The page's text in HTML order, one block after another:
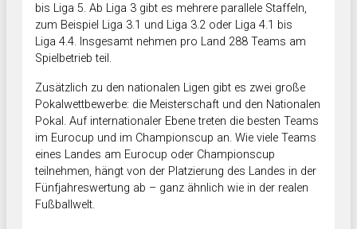
bis Liga 5. Ab Liga 3 gibt es mehrere parallele Staffeln,
zum Beispiel Liga 3.1 und Liga 3.2 oder Liga 4.1 bis
Liga 4.4. Insgesamt nehmen pro Land 288 Teams am
Spielbetrieb teil.
Zusätzlich zu den nationalen Ligen gibt es zwei große
Pokalwettbewerbe: die Meisterschaft und den Nationalen
Pokal. Auf internationaler Ebene treten die besten Teams
im Eurocup und im Championscup an. Wie viele Teams
eines Landes am Eurocup oder Championscup
teilnehmen, hängt von der Platzierung des Landes in der
Fünfjahreswertung ab – ganz ähnlich wie in der realen
Fußballwelt.